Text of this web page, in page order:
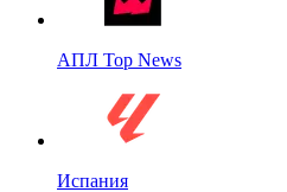
АПЛ Top News
Испания